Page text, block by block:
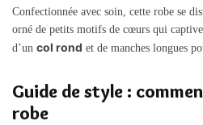
Confectionnée avec soin, cette robe se
orné de petits motifs de cœurs qui
d’un col rond et de manches longues
Guide de style :
robe